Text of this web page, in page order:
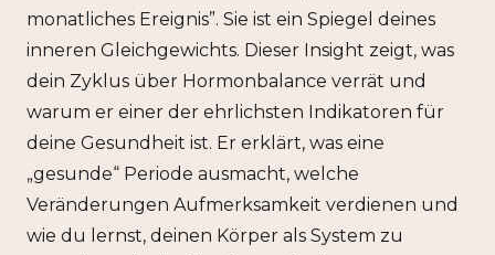
monatliches Ereignis”. Sie ist ein Spiegel deines
inneren Gleichgewichts. Dieser Insight zeigt, was
dein Zyklus über Hormonbalance verrät und
warum er einer der ehrlichsten Indikatoren für
deine Gesundheit ist. Er erklärt, was eine
„gesunde“ Periode ausmacht, welche
Veränderungen Aufmerksamkeit verdienen und
wie du lernst, deinen Körper als System zu